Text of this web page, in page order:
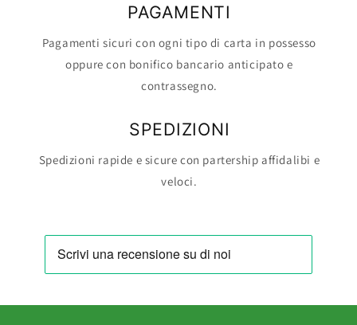
PAGAMENTI
Pagamenti sicuri con ogni tipo di carta in possesso
oppure con bonifico bancario anticipato e
contrassegno.
SPEDIZIONI
Spedizioni rapide e sicure con partership affidalibi e
veloci.